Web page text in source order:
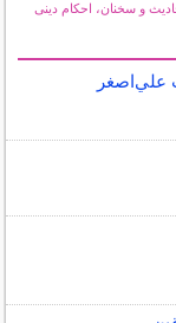
و سخنان، احکام دینی